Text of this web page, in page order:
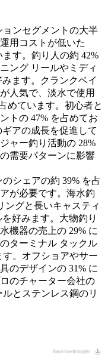
ンセグメントの大半
用コストが低いた
す。釣り人の約 42%
ング リールやミディ
ます。クランクベイ
人気で、淡水で使用
めています。初心者と
トの 47% を占めてお
アの成長を促進して
ャー釣り活動の 28%
需要パターンに影響
シェアの約 39% を占
が必要です。海水釣
ングと長いキャスティ
好みます。大物釣り
機器の売上の 29% に
ターミナル タックル
。オフショアやサー
のデザインの 31% に
のチャーター会社の
とステンレス鋼のリ